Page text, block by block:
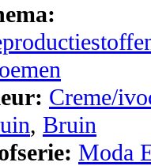
Creme/
, Bruin
Moda